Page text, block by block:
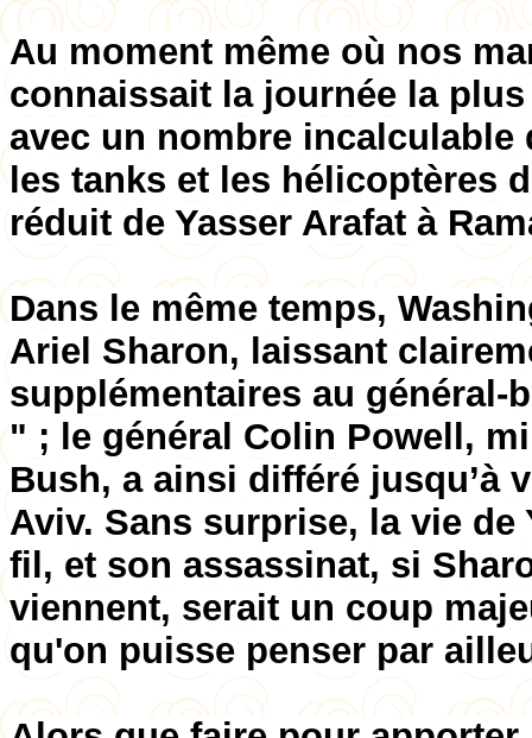
Au moment même où nos
connaissait la journée la
avec un nombre incalculable
les tanks et les hélicoptères
réduit de Yasser Arafat à
Dans le même temps,
Ariel Sharon, laissant
supplémentaires au
" ; le général Colin Powell,
Bush, a ainsi différé jusqu’à
Aviv. Sans surprise, la vie
fil, et son assassinat, si
viennent, serait un coup
qu'on puisse penser par